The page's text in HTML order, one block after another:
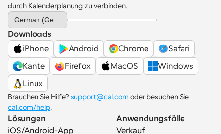
durch Kalenderplanung zu verbinden.
Select Language
Downloads
iPhone
Android Chrome
Safari
Kante
Firefox MacOS
Windows
Linux
Brauchen Sie Hilfe? support@cal.com
cal.com/help.
Lösungen
iOS/Android-App
Anwendungsfälle
Verkauf